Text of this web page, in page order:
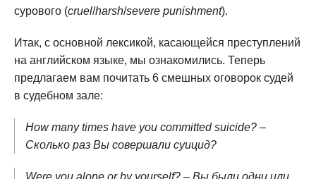
сурового (cruel/harsh/severe punishment).
Итак, с основной лексикой, касающейся преступлений
на английском языке, мы ознакомились. Теперь
предлагаем вам почитать 6 смешных оговорок судей
в судебном зале:
How many times have you committed suicide? –
Сколько раз Вы совершали суицид?
Were you alone or by yourself? – Вы были одни или